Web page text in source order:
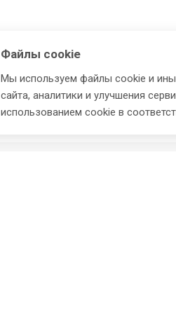
Файлы cookie
Мы используем файлы cookie и
сайта, аналитики и улучшения
использованием cookie в